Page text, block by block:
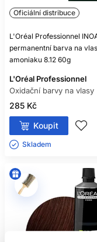
Oficiální distribuce
L'Oréal Professionnel
permanentní barva na
amoniaku 8.12 60g
L'Oréal Professionnel
Oxidační barvy na vlasy
285 Kč
Koupit
Skladem ㅤ